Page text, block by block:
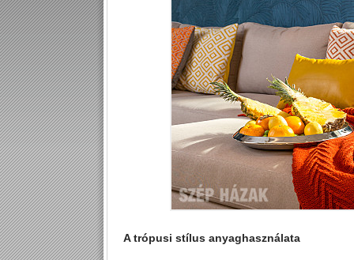
A trópusi stílus anyaghasználata